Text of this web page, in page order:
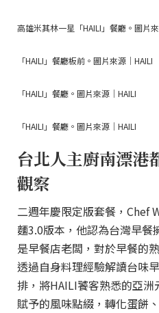
高雄米其林一星「HAILI」餐廳。圖片
「HAILI」餐廳板前。圖片來源｜HAILI
「HAILI」餐廳。圖片來源｜HAILI
「HAILI」餐廳。圖片來源｜HAILI
台北人主廚南漂港
觀察
二週年慶限定版套餐，Chef
麵3.0版本，他認為台灣早
是早餐店老闆，對於早餐的
透過自身料理經驗解讀台味
排，將HAILI饕客熟悉的亞
賦予的風味點綴，轉化蛋餅